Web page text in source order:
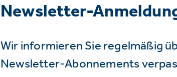
Newsletter-
Wir informieren Sie regelmäßig
Newsletter-Abonnements